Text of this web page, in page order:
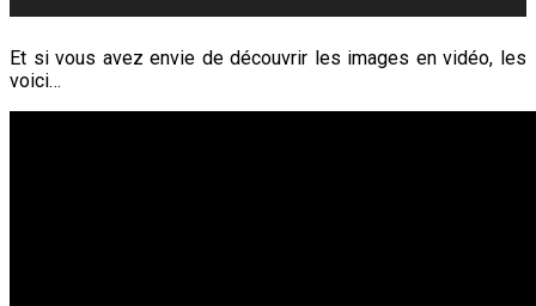
Et si vous avez envie de découvrir les images en vidéo, les
voici…